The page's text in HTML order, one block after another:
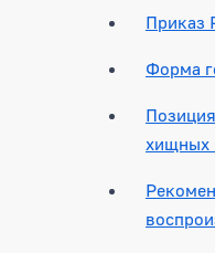
Приказ
Форма
хищных